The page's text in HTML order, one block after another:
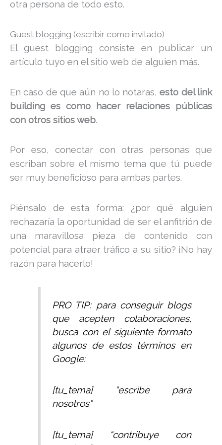
otra persona de todo esto.
Guest blogging (escribir como invitado)
El guest blogging consiste en publicar un
artículo tuyo en el sitio web de alguien más.
En caso de que aún no lo notaras,esto del link
building es como hacer relaciones públicas
con otros sitios web.
Por eso, conectar con otras personas que
escriban sobre el mismo tema que tú puede
ser muy beneficioso para ambas partes.
Piénsalo de esta forma: ¿por qué alguien
rechazaría la oportunidad de ser el anfitrión de
una maravillosa pieza de contenido con
potencial para atraer tráfico a su sitio? ¡No hay
razón para hacerlo!
PRO TIP: para conseguir blogs
que acepten colaboraciones,
busca con el siguiente formato
algunos de estos términos en
Google:
[tu_tema] “escribe para
nosotros”
[tu_tema] “contribuye con